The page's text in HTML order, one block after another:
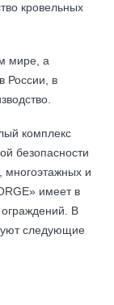
кровельных
мире, а
России, в
комплекс
безопасности
и
имеет в
В
следующие